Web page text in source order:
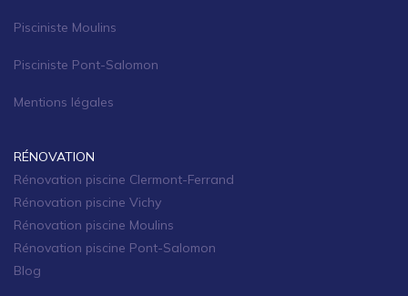
Pisciniste Moulins
Pisciniste Pont-Salomon
Mentions légales
RÉNOVATION
Rénovation piscine Clermont-Ferrand
Rénovation piscine Vichy
Rénovation piscine Moulins
Rénovation piscine Pont-Salomon
Blog